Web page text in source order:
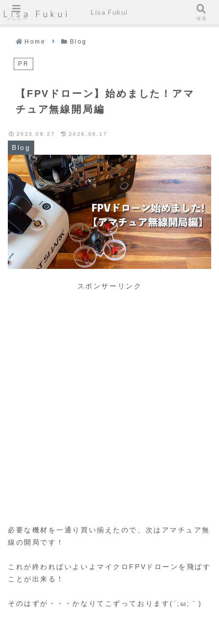
Lisa Fukui
Home Blog
PR
【FPVドローン】始めました！アマ
チュア無線開局編
Blog
2023.09.27 2026.06.17
スポンサーリンク
必要な機材を一通り買い揃えたので、次はアマチュア無
線の開局です！
これが終わればいよいよマイクロFPVドローンを飛ばす
ことが出来る！
そのはずが・・・かなりてこずっております(´;ω;｀)
メニュー
Lisa Fukui
検索